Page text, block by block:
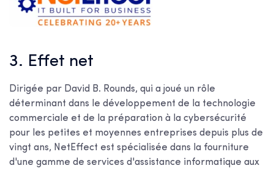
3. Effet net
Dirigée par David B. Rounds, qui a joué un rôle
déterminant dans le développement de la technologie
commerciale et de la préparation à la cybersécurité
pour les petites et moyennes entreprises depuis plus de
vingt ans, NetEffect est spécialisée dans la fourniture
d'une gamme de services d'assistance informatique aux